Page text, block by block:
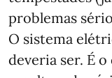
problemas
O sistema
deveria ser. É